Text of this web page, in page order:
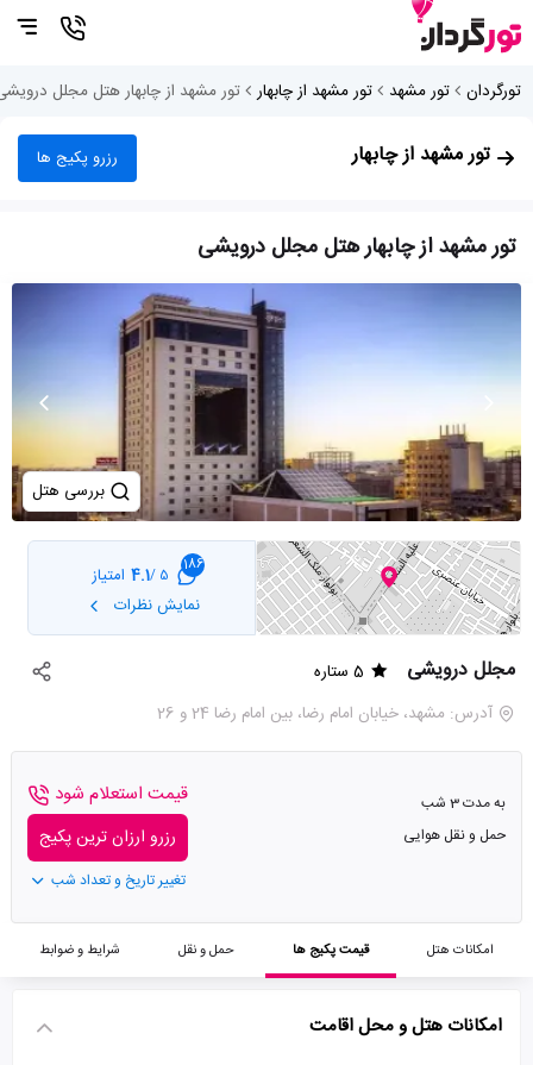
تورگردان تور مشهد تور مشهد از چابهار تور مشهد از چابهار هتل مجلل
تور مشهد از چابهار رزرو پکیج ها
تور مشهد از چابهار هتل مجلل درویشی
بررسی هتل
186
5 /
4.1 امتیاز
نمایش نظرات
مجلل درویشی
5 ستاره
آدرس: مشهد، خیابان امام رضا، بین امام رضا 24 و 26
به مدت 3 شب
حمل و نقل هوایی
قیمت استعلام شود
رزرو ارزان ترین پکیج
تغییر تاریخ و تعداد شب
امکانات هتل قیمت پکیج ها حمل و نقل شرایط و ضوابط
امکانات هتل و محل اقامت